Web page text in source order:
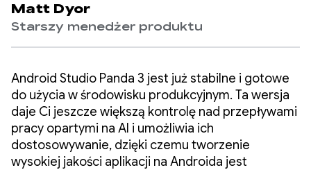
Matt Dyor
Starszy menedżer produktu
Android Studio Panda 3 jest już stabilne i gotowe
do użycia w środowisku produkcyjnym. Ta wersja
daje Ci jeszcze większą kontrolę nad przepływami
pracy opartymi na AI i umożliwia ich
dostosowywanie, dzięki czemu tworzenie
wysokiej jakości aplikacji na Androida jest